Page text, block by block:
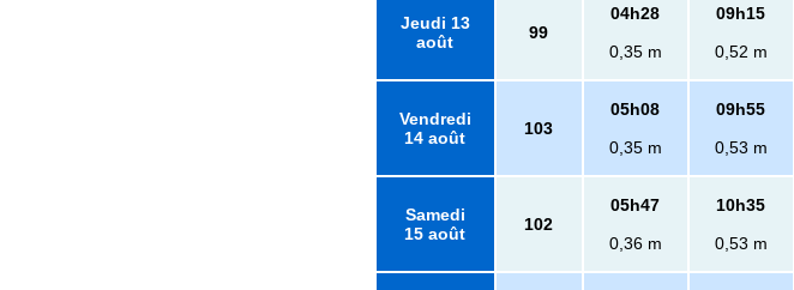
Jeudi 13
août
99
04h28
0,35 m
09h15
0,52 m
Vendredi
14 août
103
05h08
0,35 m
09h55
0,53 m
Samedi
15 août
102
05h47
0,36 m
10h35
0,53 m